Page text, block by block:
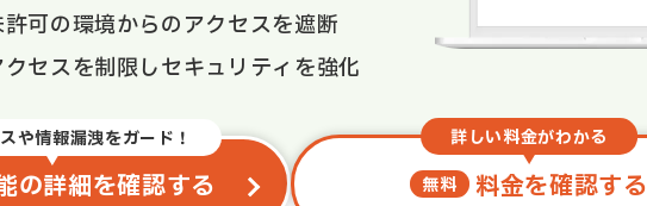
可の環境からのアクセスを遮断
セスを制限しセキュリティを強化
や情報漏洩をガード！
の詳細を確認する
詳しい料金がわかる
無料 料金を確認する